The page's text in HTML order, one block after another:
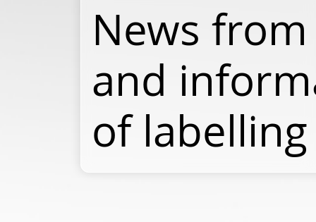
News
and
of